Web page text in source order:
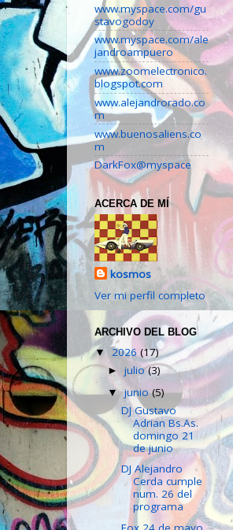
www.myspace.com/gu
stavogodoy
www.myspace.com/ale
jandroampuero
www.zoomelectronico.
blogspot.com
www.alejandrorado.co
m
www.buenosaliens.co
m
DarkFox@myspace
ACERCA DE MÍ
kosmos
Ver mi perfil completo
ARCHIVO DEL BLOG
▼ 2026(17)
►julio(3)
▼junio(5)
DJ Gustavo
Adrian Bs.As.
domingo 21
de junio
DJ Alejandro
Cerda cumple
num. 26 del
programa